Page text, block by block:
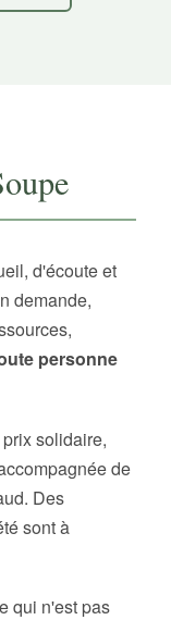
d'écoute et
demande,
personne
solidaire,
de
Des
sont à
qui n'est pas